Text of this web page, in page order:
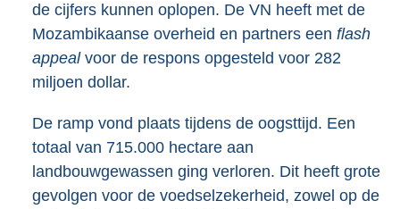
de cijfers kunnen oplopen. De VN heeft met de
Mozambikaanse overheid en partners een flash
appealvoor de respons opgesteld voor 282
miljoen dollar.
De ramp vond plaats tijdens de oogsttijd. Een
totaal van 715.000 hectare aan
landbouwgewassen ging verloren. Dit heeft grote
gevolgen voor de voedselzekerheid, zowel op de